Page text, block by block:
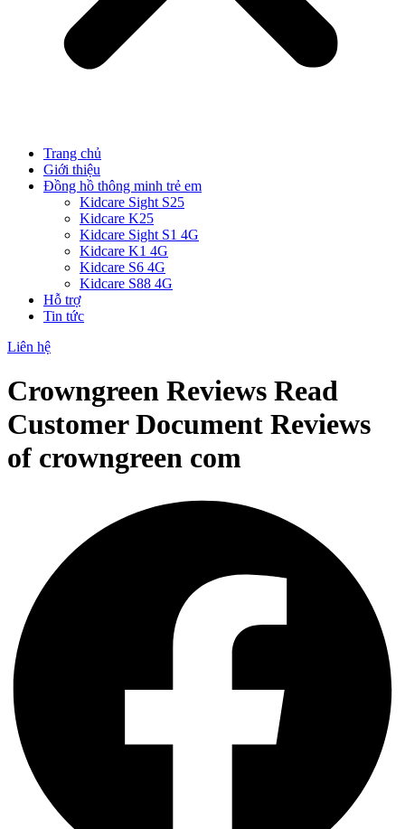
Trang chủ
Giới thiệu
Đồng hồ thông minh trẻ em
Kidcare Sight S25
Kidcare K25
Kidcare Sight S1 4G
Kidcare K1 4G
Kidcare S6 4G
Kidcare S88 4G
Hỗ trợ
Tin tức
Liên hệ
Crowngreen Reviews Read
Customer Document Reviews
of crowngreen com